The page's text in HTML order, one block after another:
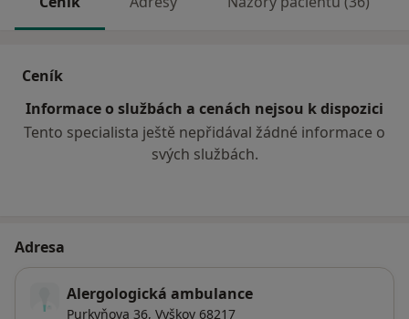
Ceník
Informace o službách a cenách nejsou k dispozici
Tento specialista ještě nepřidával žádné informace o
svých službách.
Adresa
Alergologická ambulance
Purkyňova 36, Vyškov 68217